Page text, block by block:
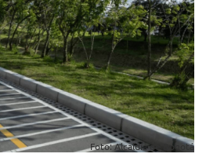
Foto: Alcaldía de Bogotá